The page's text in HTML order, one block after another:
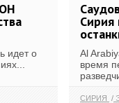
идет о
Сирия
Al
время
СИРИЯ